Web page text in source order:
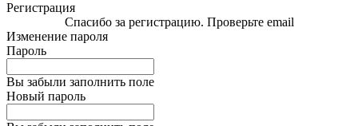
Регистрация
Спасибо за регистрацию. Проверьте email
Изменение пароля
Пароль
Вы забыли заполнить поле
Новый пароль